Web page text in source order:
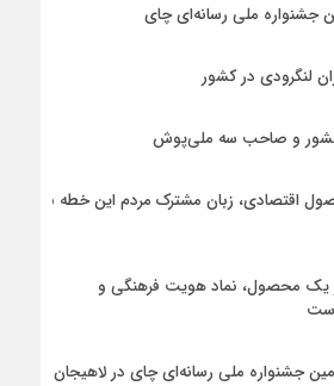
جشنواره ملی رسانه‌ای چای
لنگرودی در کشور
کشور و صاحب سه ملی‌پوش
اقتصادی، زبان مشترک مردم این خطه با
یک محصول، نماد هویت فرهنگی و
جشنواره ملی رسانه‌ای چای در لاهیجان